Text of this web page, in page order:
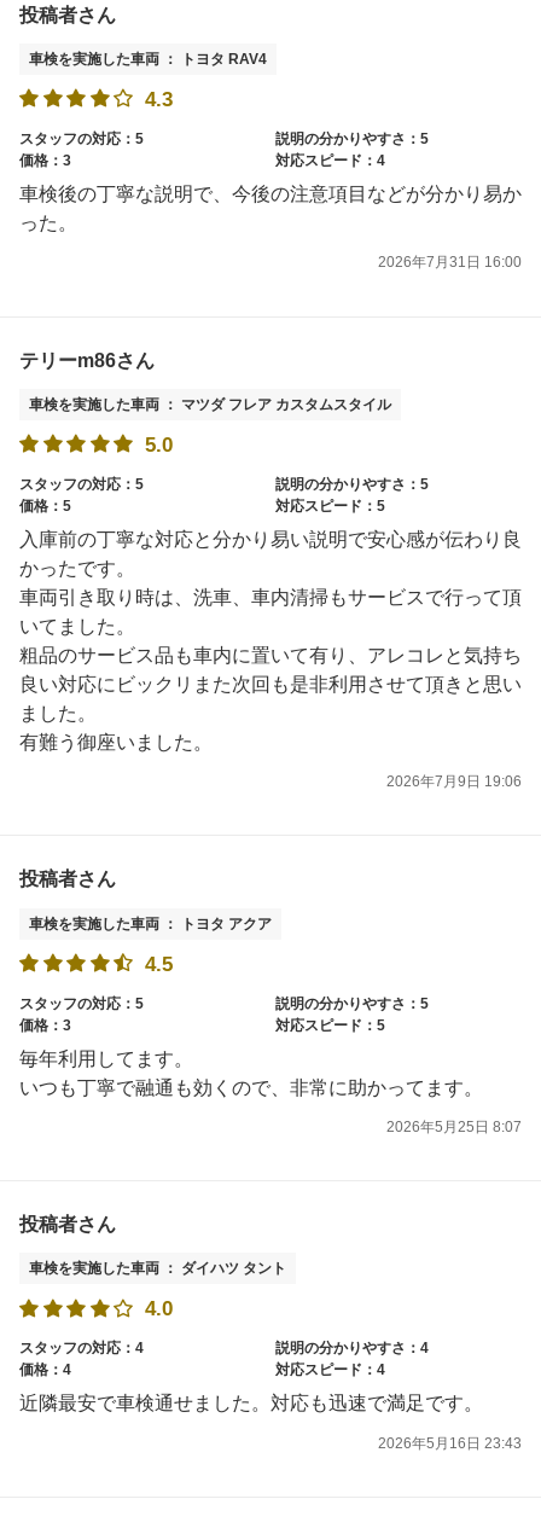
投稿者さん
車検を実施した車両 ： トヨタ RAV4
4.3
スタッフの対応：5
説明の分かりやすさ：5
価格：3
対応スピード：4
車検後の丁寧な説明で、今後の注意項目などが分かり易か
った。
2026年7月31日 16:00
テリーm86さん
車検を実施した車両 ： マツダ フレア カスタムスタイル
5.0
スタッフの対応：5
説明の分かりやすさ：5
価格：5
対応スピード：5
入庫前の丁寧な対応と分かり易い説明で安心感が伝わり良
かったです。
車両引き取り時は、洗車、車内清掃もサービスで行って頂
いてました。
粗品のサービス品も車内に置いて有り、アレコレと気持ち
良い対応にビックリまた次回も是非利用させて頂きと思い
ました。
有難う御座いました。
2026年7月9日 19:06
投稿者さん
車検を実施した車両 ： トヨタ アクア
4.5
スタッフの対応：5
説明の分かりやすさ：5
価格：3
対応スピード：5
毎年利用してます。
いつも丁寧で融通も効くので、非常に助かってます。
2026年5月25日 8:07
投稿者さん
車検を実施した車両 ： ダイハツ タント
4.0
スタッフの対応：4
説明の分かりやすさ：4
価格：4
対応スピード：4
近隣最安で車検通せました。対応も迅速で満足です。
2026年5月16日 23:43